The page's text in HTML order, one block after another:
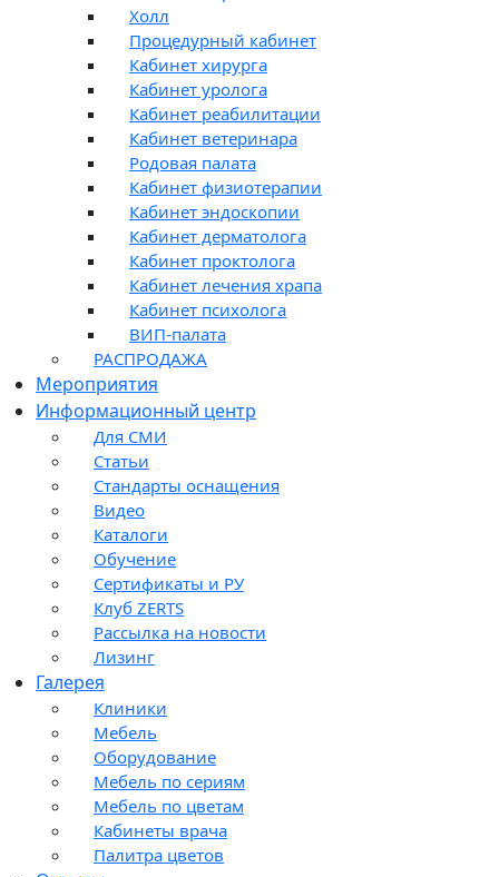
Холл
Процедурный кабинет
Кабинет хирурга
Кабинет уролога
Кабинет реабилитации
Кабинет ветеринара
Родовая палата
Кабинет физиотерапии
Кабинет эндоскопии
Кабинет дерматолога
Кабинет проктолога
Кабинет лечения храпа
Кабинет психолога
ВИП-палата
РАСПРОДАЖА
Мероприятия
Информационный центр
Для СМИ
Статьи
Стандарты оснащения
Видео
Каталоги
Обучение
Сертификаты и РУ
Клуб ZERTS
Рассылка на новости
Лизинг
Галерея
Клиники
Мебель
Оборудование
Мебель по сериям
Мебель по цветам
Кабинеты врача
Палитра цветов